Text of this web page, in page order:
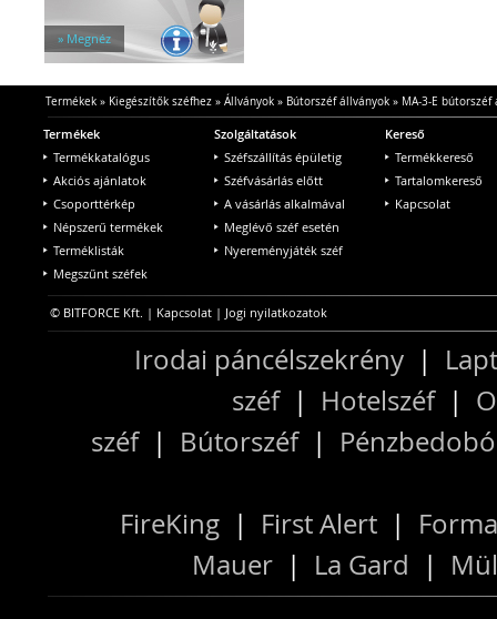
» Megnéz
Termékek» Kiegészítők széfhez» Állványok» Bútorszéf állványok» MA-3-E bútorszéf
Termékek
Termékkatalógus
Akciós ajánlatok
Csoporttérkép
Népszerű termékek
Terméklisták
Megszűnt széfek
Szolgáltatások
Széfszállítás épületig
Széfvásárlás előtt
A vásárlás alkalmával
Meglévő széf esetén
Nyereményjáték széf
Kereső
Termékkereső
Tartalomkereső
Kapcsolat
© BITFORCE Kft. | Kapcsolat | Jogi nyilatkozatok
Irodai páncélszekrény |
széf| Hotelszéf|
széf| Bútorszéf|
FireKing | First Alert |
Mauer | La Gard |